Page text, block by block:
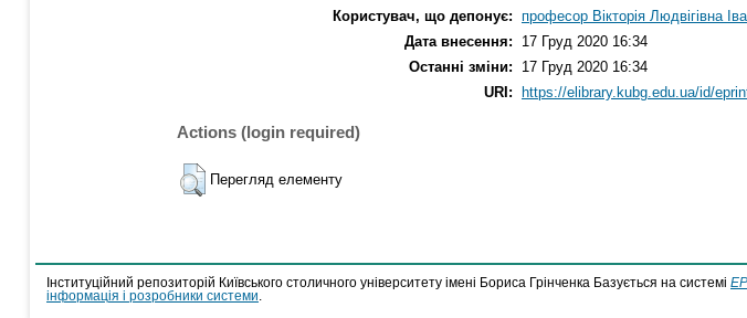
Користувач, що депонує: професор Вікторія Людвігівна
Дата внесення:
17 Груд 2020 16:34
Останні зміни:
17 Груд 2020 16:34
URI:
https://elibrary.kubg.edu.ua/id/
Actions (login required)
Перегляд елементу
Інституційний репозиторій Київського столичного університету імені Бориса Грінченка Базується на системі
інформація і розробники системи